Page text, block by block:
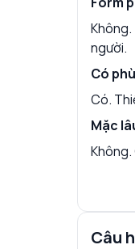
Không.
người.
Có
Có.
Mặc
Câu